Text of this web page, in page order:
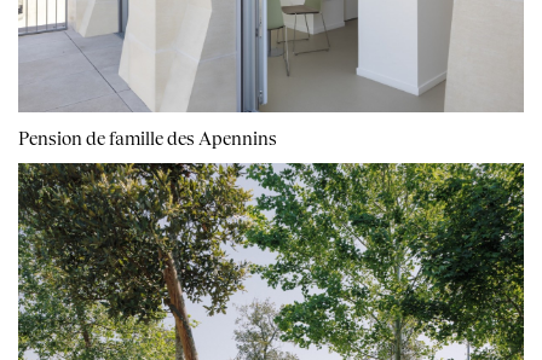
Pension de famille des Apennins